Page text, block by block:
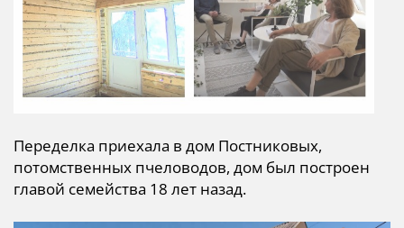
Переделка приехала в дом Постниковых,
потомственных пчеловодов, дом был построен
главой семейства 18 лет назад.